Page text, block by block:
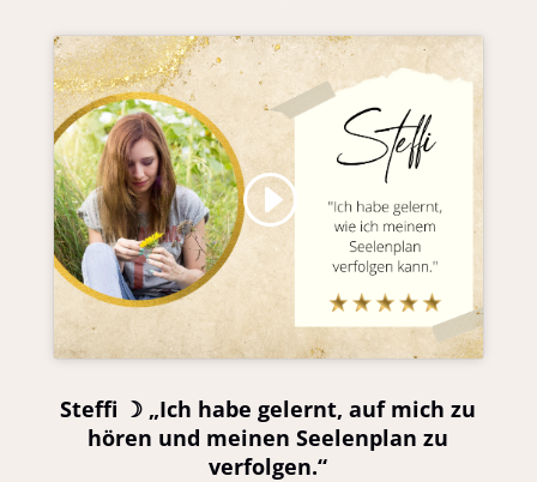
Klicke hier, um Marketing-Cookies zu
akzeptieren und diesen Inhalt zu aktivieren
Steffi ☽ „Ich habe gelernt, auf mich zu
hören und meinen Seelenplan zu
verfolgen.“